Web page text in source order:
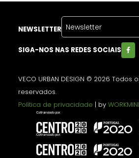
NEWSLETTER
SIGA-NOS NAS REDES SOCIAIS
VECO URBAN DESIGN © 2026 Todos
reservados.
Política de privacidade | by